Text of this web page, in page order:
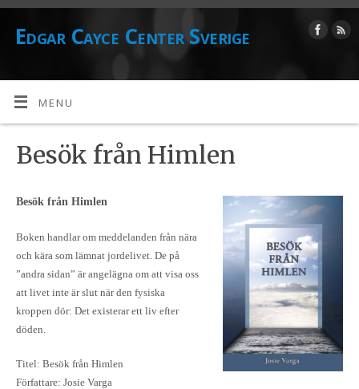
Edgar Cayce Center Sverige
MENU
Besök från Himlen
Besök från Himlen
Boken handlar om meddelanden från nära
och kära som lämnat jordelivet. De på
”andra sidan” är angelägna om att visa oss
att livet inte är slut när den fysiska
kroppen dör: Det existerar ett liv efter
döden.
Titel: Besök från Himlen
Författare: Josie Varga